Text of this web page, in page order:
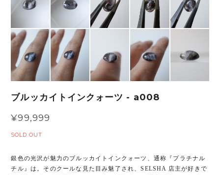
ブルッカイトインクォーツ - a008
¥99,999
SOLD OUT
銀色の光沢が魅力のブルッカイトインクォーツ、通称『プラチナル
チル』は。そのクールな見た目み魅了され、SELSHA 店主が好きで